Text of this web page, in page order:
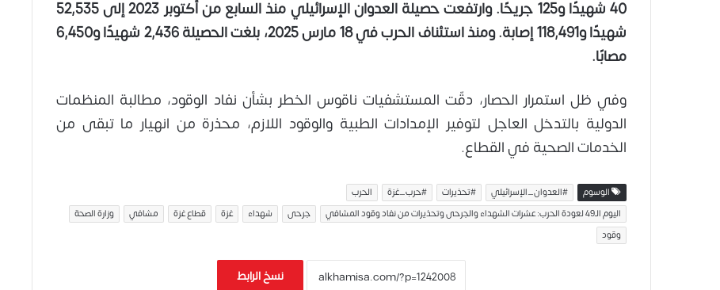
40 شهيدًا و125 جريحًا. وارتفعت حصيلة العدوان الإسرائيلي منذ السابع من أكتوبر 2023 إلى 52,535
شهيدًا و118,491 إصابة. ومنذ استئناف الحرب في 18 مارس 2025، بلغت الحصيلة 2,436 شهيدًا و6,450
مصابًا.
وفي ظل استمرار الحصار، دقّت المستشفيات ناقوس الخطر بشأن نفاد الوقود، مطالبة المنظمات
الدولية بالتدخل العاجل لتوفير الإمدادات الطبية والوقود اللازم، محذرة من انهيار ما تبقى من
الخدمات الصحية في القطاع.
الوسوم #العدوان_الإسرائيلي #تحذيرات #حرب_غزة
الحرب
اليوم الـ49 لعودة الحرب: عشرات الشهداء والجرحى وتحذيرات من نفاد وقود المشافي
جرحى شهداء غزة قطاع غزة مشافي
وزارة الصحة
وقود
نسخ الرابط